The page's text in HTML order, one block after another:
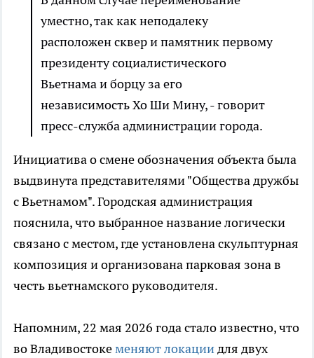
уместно, так как неподалеку
расположен сквер и памятник первому
президенту социалистического
Вьетнама и борцу за его
независимость Хо Ши Мину, - говорит
пресс-служба администрации города.
Инициатива о смене обозначения объекта была
выдвинута представителями "Общества дружбы
с Вьетнамом". Городская администрация
пояснила, что выбранное название логически
связано с местом, где установлена скульптурная
композиция и организована парковая зона в
честь вьетнамского руководителя.
Напомним, 22 мая 2026 года стало известно, что
во Владивостокеменяют локациидля двух